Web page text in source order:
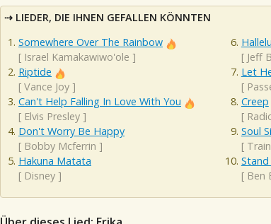
LIEDER, DIE IHNEN GEFALLEN KÖNNTEN
Somewhere Over The Rainbow
[ Israel Kamakawiwo'ole ]
Riptide
[ Vance Joy ]
Can't Help Falling In Love With You
[ Elvis Presley ]
Don't Worry Be Happy
[ Bobby Mcferrin ]
Hakuna Matata
[ Disney ]
[ Jeff
Let
[
Creep
[
Soul
[ Train
[ Ben